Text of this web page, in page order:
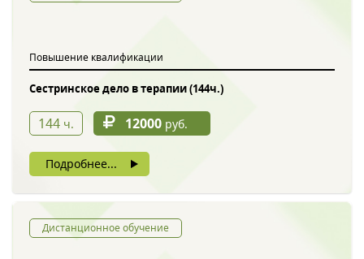
Повышение квалификации
Сестринское дело в терапии (144ч.)
144 ч. 12000 руб.
Подробнее...
Дистанционное обучение